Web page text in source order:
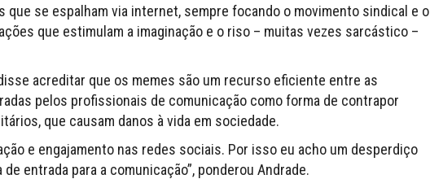
que se espalham via internet, sempre focando o movimento sindical e o
que estimulam a imaginação e o riso – muitas vezes sarcástico –
acreditar que os memes são um recurso eficiente entre as
pelos profissionais de comunicação como forma de contrapor
que causam danos à vida em sociedade.
e engajamento nas redes sociais. Por isso eu acho um desperdiço
entrada para a comunicação”, ponderou Andrade.